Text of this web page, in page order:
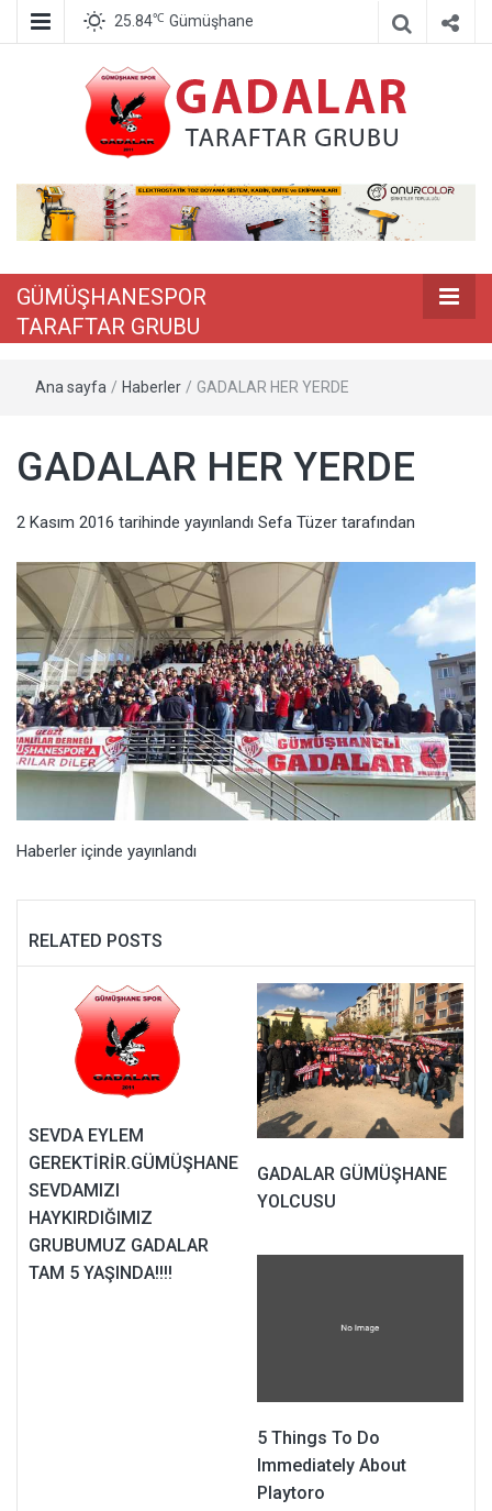
25.84℃ Gümüşhane
TARAFTAR
GÜMÜŞHANESPOR
TARAFTAR GRUBU
Ana sayfa / Haberler / GADALAR HER YERDE
GADALAR HER YERDE
2 Kasım 2016 tarihinde yayınlandı Sefa Tüzer tarafından
Haberler içinde yayınlandı
RELATED POSTS
SEVDA EYLEM
GEREKTİRİR.GÜMÜŞHANE
SEVDAMIZI
HAYKIRDIĞIMIZ
GRUBUMUZ GADALAR
TAM 5 YAŞINDA!!!!
GADALAR GÜMÜŞHANE
YOLCUSU
5 Things To Do
Immediately About
Playtoro